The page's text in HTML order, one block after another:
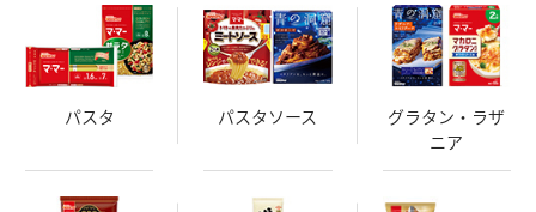
パスタ パスタソース
グラタン・ラザ
ニア